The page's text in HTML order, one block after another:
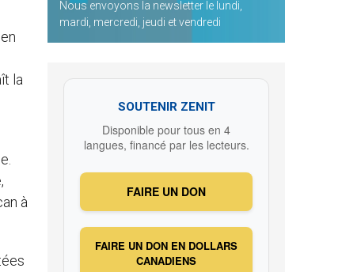
la
à
Nous envoyons la newsletter le lundi,
mardi, mercredi, jeudi et vendredi
SOUTENIR ZENIT
Disponible pour tous en 4
langues, financé par les lecteurs.
FAIRE UN DON
FAIRE UN DON EN DOLLARS
CANADIENS